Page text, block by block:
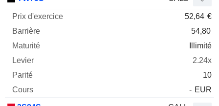
52,64 €
54,80
Illimité
2.24x
10
- EUR